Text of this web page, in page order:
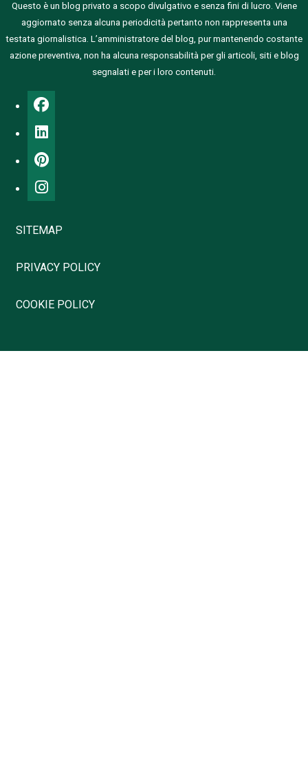
Questo è un blog privato a scopo divulgativo e senza fini di lucro. Viene
aggiornato senza alcuna periodicità pertanto non rappresenta una
testata giornalistica. L’amministratore del blog, pur mantenendo costante
azione preventiva, non ha alcuna responsabilità per gli articoli, siti e blog
segnalati e per i loro contenuti.
SITEMAP
PRIVACY POLICY
COOKIE POLICY